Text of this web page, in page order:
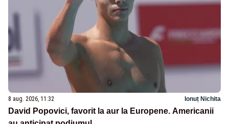
8 aug. 2026, 11:32 Ionuț Nichita
David Popovici, favorit la aur la Europene. Americanii